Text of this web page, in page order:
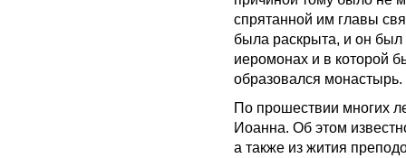
спрятанной им главы
была раскрыта, и он
иеромонах и в которой
образовался монастырь.
По прошествии многих
Иоанна. Об этом
а также из жития